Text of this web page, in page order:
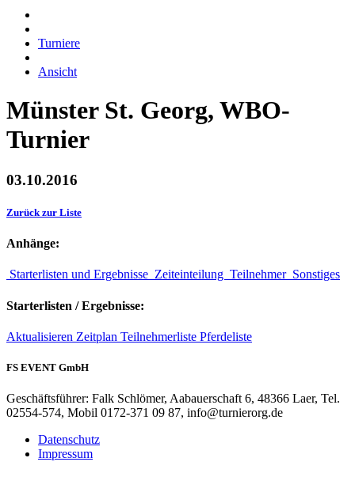
Turniere
Ansicht
Münster St. Georg, WBO-
Turnier
03.10.2016
Zurück zur Liste
Anhänge:
Starterlisten und Ergebnisse Zeiteinteilung Teilnehmer Sonstiges
Starterlisten / Ergebnisse:
Aktualisieren Zeitplan Teilnehmerliste Pferdeliste
FS EVENT GmbH
Geschäftsführer: Falk Schlömer, Aabauerschaft 6, 48366 Laer, Tel.
02554-574, Mobil 0172-371 09 87, info@turnierorg.de
Datenschutz
Impressum